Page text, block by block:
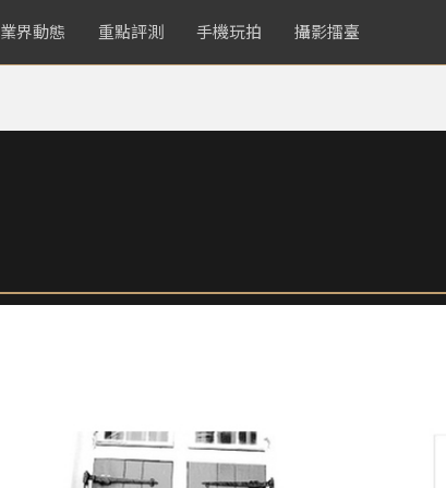
業界動態 重點評測 手機玩拍 攝影擂臺